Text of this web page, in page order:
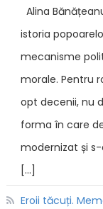
Alina
istoria
mecanisme
morale. Pentru
opt decenii, nu
forma în care
modernizat și
[…]
Eroii tăcuți.